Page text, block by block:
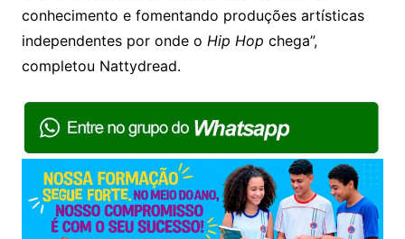
conhecimento e fomentando produções artísticas
independentes por onde o Hip Hop chega”,
completou Nattydread.